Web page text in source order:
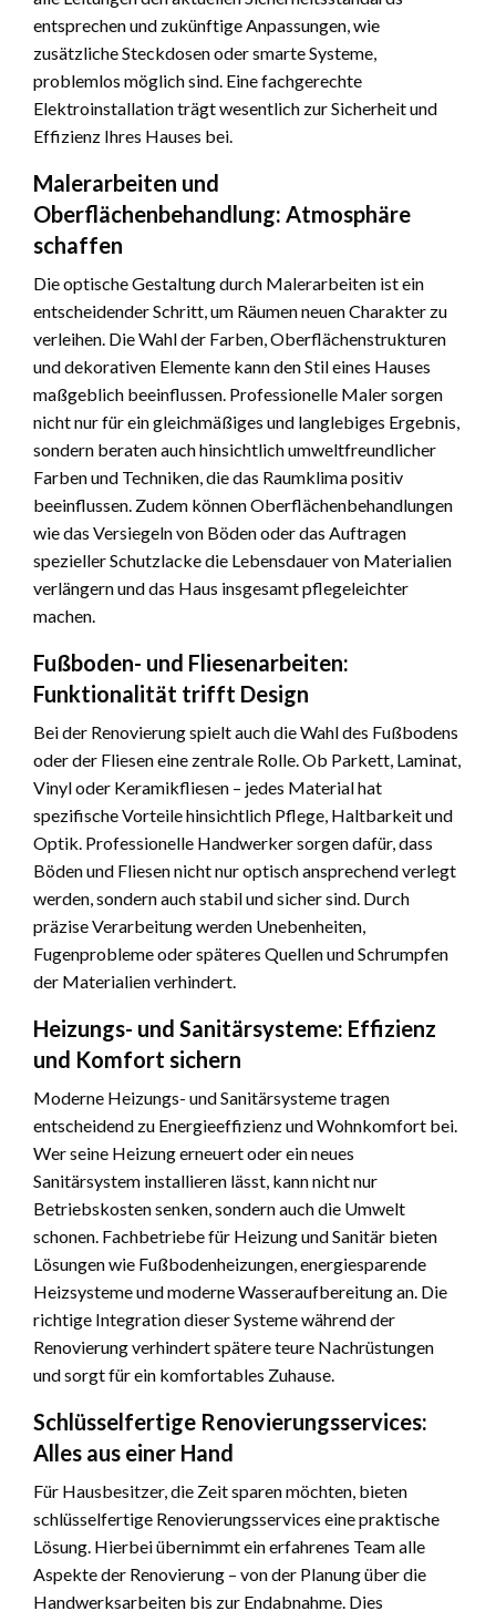
entsprechen und zukünftige Anpassungen, wie
zusätzliche Steckdosen oder smarte Systeme,
problemlos möglich sind. Eine fachgerechte
Elektroinstallation trägt wesentlich zur Sicherheit und
Effizienz Ihres Hauses bei.
Malerarbeiten und
Oberflächenbehandlung: Atmosphäre
schaffen
Die optische Gestaltung durch Malerarbeiten ist ein
entscheidender Schritt, um Räumen neuen Charakter zu
verleihen. Die Wahl der Farben, Oberflächenstrukturen
und dekorativen Elemente kann den Stil eines Hauses
maßgeblich beeinflussen. Professionelle Maler sorgen
nicht nur für ein gleichmäßiges und langlebiges Ergebnis,
sondern beraten auch hinsichtlich umweltfreundlicher
Farben und Techniken, die das Raumklima positiv
beeinflussen. Zudem können Oberflächenbehandlungen
wie das Versiegeln von Böden oder das Auftragen
spezieller Schutzlacke die Lebensdauer von Materialien
verlängern und das Haus insgesamt pflegeleichter
machen.
Fußboden- und Fliesenarbeiten:
Funktionalität trifft Design
Bei der Renovierung spielt auch die Wahl des Fußbodens
oder der Fliesen eine zentrale Rolle. Ob Parkett, Laminat,
Vinyl oder Keramikfliesen – jedes Material hat
spezifische Vorteile hinsichtlich Pflege, Haltbarkeit und
Optik. Professionelle Handwerker sorgen dafür, dass
Böden und Fliesen nicht nur optisch ansprechend verlegt
werden, sondern auch stabil und sicher sind. Durch
präzise Verarbeitung werden Unebenheiten,
Fugenprobleme oder späteres Quellen und Schrumpfen
der Materialien verhindert.
Heizungs- und Sanitärsysteme: Effizienz
und Komfort sichern
Moderne Heizungs- und Sanitärsysteme tragen
entscheidend zu Energieeffizienz und Wohnkomfort bei.
Wer seine Heizung erneuert oder ein neues
Sanitärsystem installieren lässt, kann nicht nur
Betriebskosten senken, sondern auch die Umwelt
schonen. Fachbetriebe für Heizung und Sanitär bieten
Lösungen wie Fußbodenheizungen, energiesparende
Heizsysteme und moderne Wasseraufbereitung an. Die
richtige Integration dieser Systeme während der
Renovierung verhindert spätere teure Nachrüstungen
und sorgt für ein komfortables Zuhause.
Schlüsselfertige Renovierungsservices:
Alles aus einer Hand
Für Hausbesitzer, die Zeit sparen möchten, bieten
schlüsselfertige Renovierungsservices eine praktische
Lösung. Hierbei übernimmt ein erfahrenes Team alle
Aspekte der Renovierung – von der Planung über die
Handwerksarbeiten bis zur Endabnahme. Dies